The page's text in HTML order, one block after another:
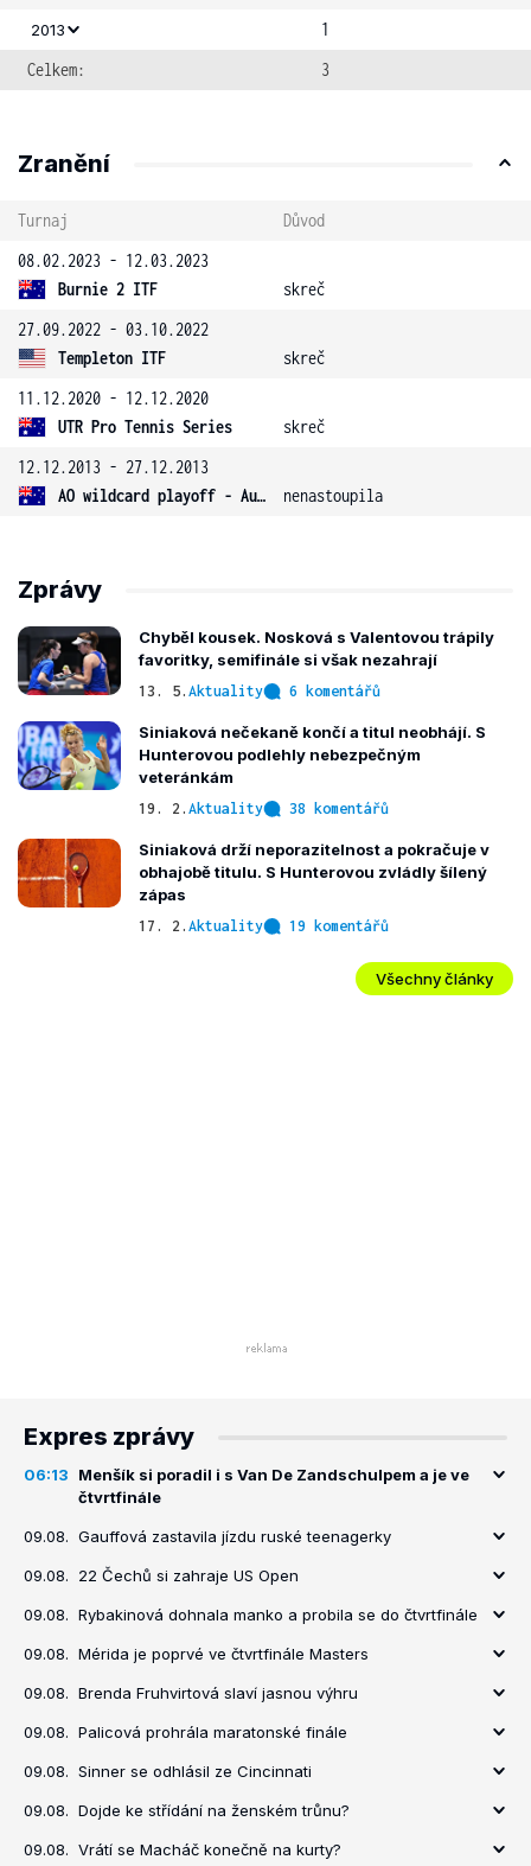
2013
1
Celkem:
3
Zranění
Turnaj
Důvod
08.02.2023 - 12.03.2023
Burnie 2 ITF
skreč
27.09.2022 - 03.10.2022
Templeton ITF
skreč
11.12.2020 - 12.12.2020
UTR Pro Tennis Series
skreč
12.12.2013 - 27.12.2013
AO wildcard playoff - Austrálie
nenastoupila
Zprávy
Chyběl kousek. Nosková s Valentovou trápily
favoritky, semifinále si však nezahrají
13. 5. Aktuality 6 komentářů
Siniaková nečekaně končí a titul neobhájí. S
Hunterovou podlehly nebezpečným
veteránkám
19. 2. Aktuality 38 komentářů
Siniaková drží neporazitelnost a pokračuje v
obhajobě titulu. S Hunterovou zvládly šílený
zápas
17. 2. Aktuality 19 komentářů
Všechny články
Expres zprávy
06:13
Menšík si poradil i s Van De Zandschulpem a je ve
čtvrtfinále
09.08. Gauffová zastavila jízdu ruské teenagerky
09.08. 22 Čechů si zahraje US Open
09.08. Rybakinová dohnala manko a probila se do čtvrtfinále
09.08. Mérida je poprvé ve čtvrtfinále Masters
09.08. Brenda Fruhvirtová slaví jasnou výhru
09.08. Palicová prohrála maratonské finále
09.08. Sinner se odhlásil ze Cincinnati
09.08. Dojde ke střídání na ženském trůnu?
09.08. Vrátí se Macháč konečně na kurty?